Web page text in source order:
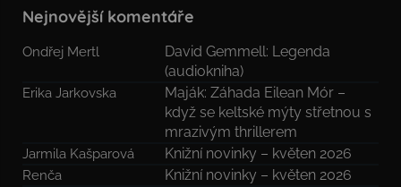
Nejnovější komentáře
Ondřej Mertl
David Gemmell: Legenda
(audiokniha)
Erika Jarkovska
Maják: Záhada Eilean Mór –
když se keltské mýty střetnou s
mrazivým thrillerem
Jarmila Kašparová Knižní novinky – květen 2026
Renča Knižní novinky – květen 2026